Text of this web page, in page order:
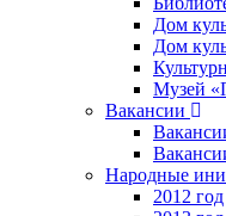
Дом
Дом
Музей
Вакансии
Народные
2012 год